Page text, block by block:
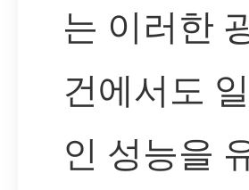
는 이러한
건에서도
인 성능을